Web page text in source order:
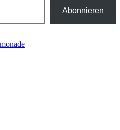
Abonnieren